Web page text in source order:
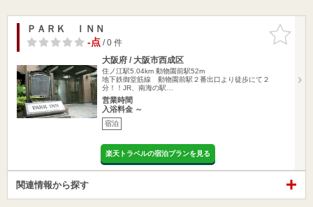
お気に入
りに追加
ＰＡＲＫ ＩＮＮ
-点/ 0 件
大阪府 / 大阪市西成区
住ノ江駅5.04km 動物園前駅52m
地下鉄御堂筋線 動物園前駅２番出口より徒歩にて２
分！！JR、南海の駅…
営業時間
入浴料金 ～
宿泊
楽天トラベルの宿泊プランを見る
関連情報から探す